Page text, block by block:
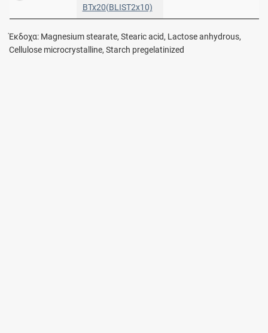
BTx20(BLIST2x10)
Έκδοχα: Magnesium stearate, Stearic acid, Lactose anhydrous,
Cellulose microcrystalline, Starch pregelatinized